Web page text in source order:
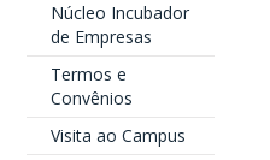
Núcleo Incubador
de Empresas
Termos e
Convênios
Visita ao Campus